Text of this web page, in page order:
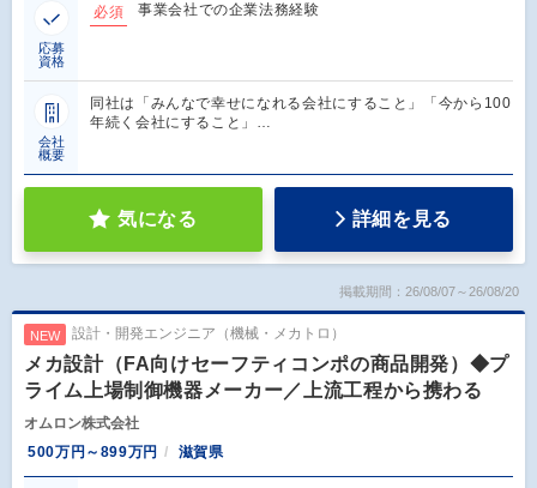
応募
資格
必須 事業会社での企業法務経験
会社
概要
同社は「みんなで幸せになれる会社にすること」「今から100
年続く会社にすること」…
気になる 詳細を見る
掲載期間：26/08/07～26/08/20
NEW 設計・開発エンジニア（機械・メカトロ）
メカ設計（FA向けセーフティコンポの商品開発）◆プ
ライム上場制御機器メーカー／上流工程から携わる
オムロン株式会社
500万円～899万円
滋賀県